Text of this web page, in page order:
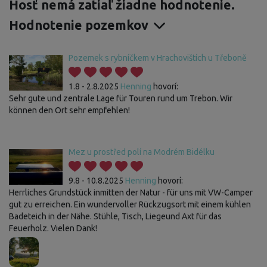
Hosť nemá zatiaľ žiadne hodnotenie.
Hodnotenie pozemkov
Pozemek s rybníčkem v Hrachovištích u Třeboně
1.8 - 2.8.2025 Henning hovorí:
Sehr gute und zentrale Lage für Touren rund um Trebon. Wir
können den Ort sehr empfehlen!
Mez u prostřed polí na Modrém Bidélku
9.8 - 10.8.2025 Henning hovorí:
Herrliches Grundstück inmitten der Natur - für uns mit VW-Camper
gut zu erreichen. Ein wundervoller Rückzugsort mit einem kühlen
Badeteich in der Nähe. Stühle, Tisch, Liegeund Axt für das
Feuerholz. Vielen Dank!